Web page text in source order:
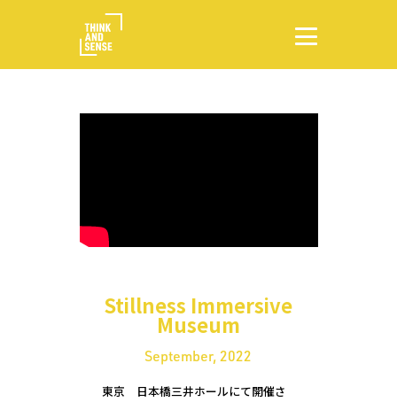
Stillness Immersive
Museum
September, 2022
東京　日本橋三井ホールにて開催さ